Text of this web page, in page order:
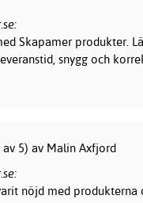
Skapamer produkter.
snygg och
av 5) av Malin Axfjord
nöjd med produkterna